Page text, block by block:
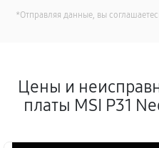
*Отправляя данные, вы
Цены и
платы MSI P31